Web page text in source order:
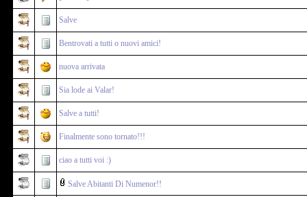
Salve
Bentrovati a tutti o nuovi amici!
nuova arrivata
Sia lode ai Valar!
Salve a tutti!
Finalmente sono tornato!!!
ciao a tutti voi :)
Salve Abitanti Di Numenor!!